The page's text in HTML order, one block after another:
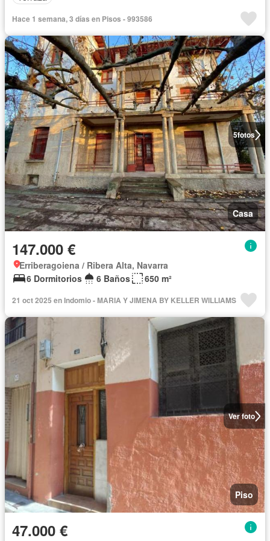
Hace 1 semana, 3 días en Pisos - 993586
5fotos
Casa
147.000 €
Erriberagoiena / Ribera Alta, Navarra
6 Dormitorios
6 Baños 650 m²
21 oct 2025 en Indomio - MARIA Y JIMENA BY KELLER WILLIAMS
Ver foto
Piso
47.000 €